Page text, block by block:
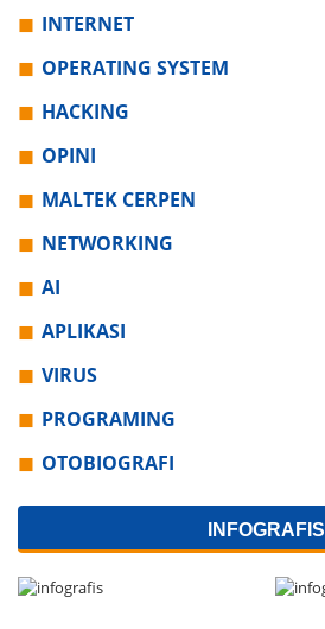
INTERNET
OPERATING SYSTEM
HACKING
OPINI
MALTEK CERPEN
NETWORKING
AI
APLIKASI
VIRUS
PROGRAMING
OTOBIOGRAFI
INFOGRAFIS